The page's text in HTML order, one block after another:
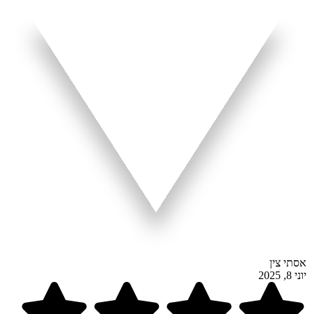
אסתי צין
יוני 8, 2025